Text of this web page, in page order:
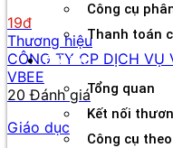
Công cụ
Thanh toán
Đối tác
Tổng quan
Kết nối
Công cụ
19đ
Thương hiệu
CÔNG TY CP DỊCH VỤ
VBEE
20 Đánh giá
Giáo dục